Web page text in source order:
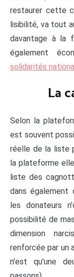
restaurer cette
lisibilité, va tout
davantage à la
également
solidarités
La
Selon la
est souvent
réelle de la liste
la plateforme
liste des
dans également
les donateurs
possibilité de
dimension
renforcée par un
n'est qu'une